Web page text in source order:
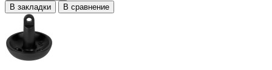
В закладки
В сравнение